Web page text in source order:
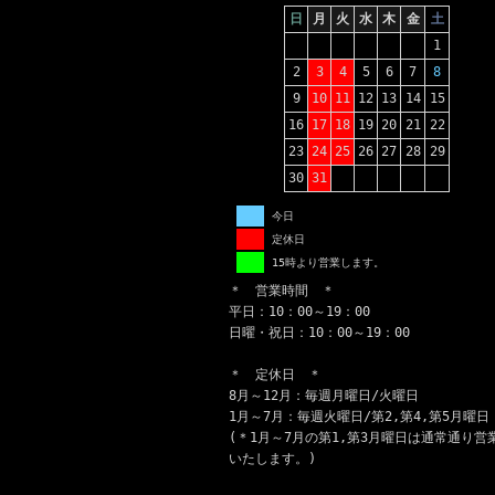
日 月 火 水 木 金
土
1
2
3 4 5 6 7
8
9
10 11 12 13 14
15
16 17 18 19 20 21
22
23 24 25 26 27 28
29
30 31
今日
定休日
15時より営業します。
＊ 営業時間 ＊
平日：10：00～19：00
日曜・祝日：10：00～19：00
＊ 定休日 ＊
8月～12月：毎週月曜日/火曜日
1月～7月：毎週火曜日/第2,第4,第5月曜日
(＊1月～7月の第1,第3月曜日は通常通り営
いたします。)